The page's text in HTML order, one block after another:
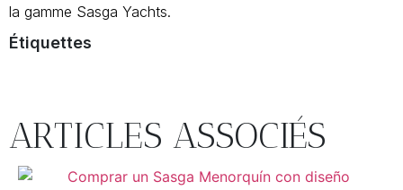
la gamme Sasga Yachts.
Étiquettes
ARTICLES ASSOCIÉS